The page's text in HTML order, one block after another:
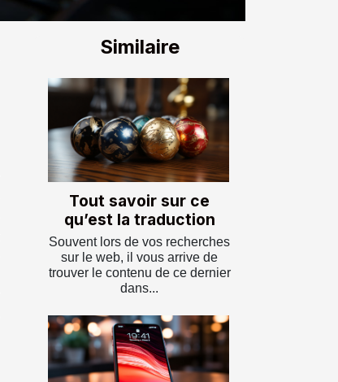
Similaire
Tout savoir sur ce
qu’est la traduction
Souvent lors de vos recherches
sur le web, il vous arrive de
trouver le contenu de ce dernier
dans...